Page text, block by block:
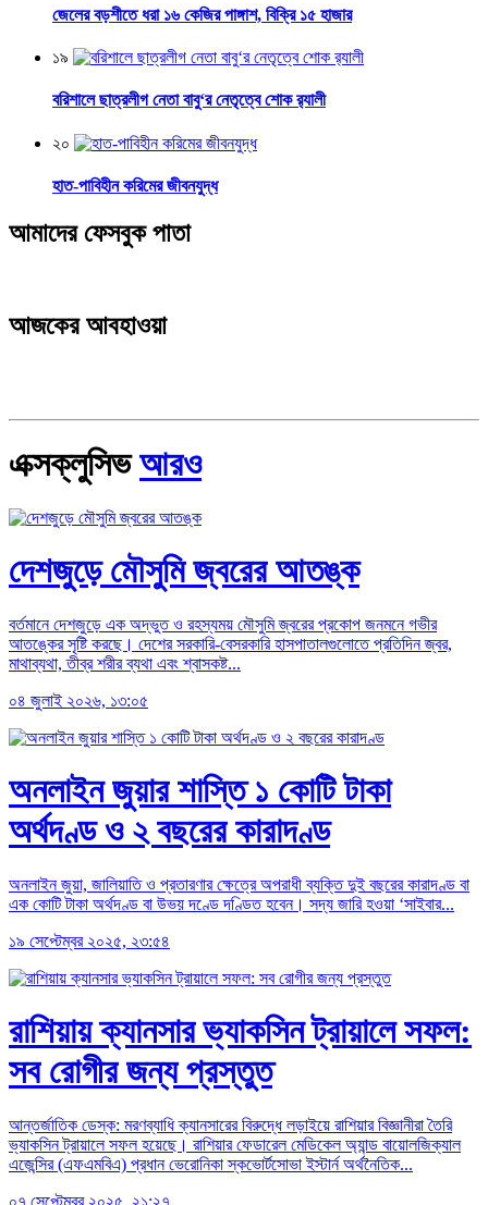
জেলের বড়শীতে ধরা ১৬ কেজির পাঙ্গাশ, বিক্রি ১৫ হাজার
১৯
বরিশালে ছাত্রলীগ নেতা বাবু‘র নেতৃত্বে শোক র‌্যালী
২০
হাত-পাবিহীন করিমের জীবনযুদ্ধ
আমাদের ফেসবুক পাতা
আজকের আবহাওয়া
এক্সক্লুসিভআরও
দেশজুড়ে মৌসুমি জ্বরের আতঙ্ক
বর্তমানে দেশজুড়ে এক অদ্ভুত ও রহস্যময় মৌসুমি জ্বরের প্রকোপ জনমনে গভীর
আতঙ্কের সৃষ্টি করছে। দেশের সরকারি-বেসরকারি হাসপাতালগুলোতে প্রতিদিন জ্বর,
মাথাব্যথা, তীব্র শরীর ব্যথা এবং শ্বাসকষ্ট...
০৪ জুলাই ২০২৬, ১৩:০৫
অনলাইন জুয়ার শাস্তি ১ কোটি টাকা
অর্থদণ্ড ও ২ বছরের কারাদণ্ড
অনলাইন জুয়া, জালিয়াতি ও প্রতারণার ক্ষেত্রে অপরাধী ব্যক্তি দুই বছরের কারাদণ্ড বা
এক কোটি টাকা অর্থদণ্ড বা উভয় দণ্ডে দণ্ডিত হবেন। সদ্য জারি হওয়া ‘সাইবার...
১৯ সেপ্টেম্বর ২০২৫, ২৩:৫৪
রাশিয়ায় ক্যানসার ভ্যাকসিন ট্রায়ালে সফল:
সব রোগীর জন্য প্রস্তুত
আন্তর্জাতিক ডেস্ক: মরণব্যাধি ক্যানসারের বিরুদ্ধে লড়াইয়ে রাশিয়ার বিজ্ঞানীরা তৈরি
ভ্যাকসিন ট্রায়ালে সফল হয়েছে। রাশিয়ার ফেডারেল মেডিকেল অ্যান্ড বায়োলজিক্যাল
এজেন্সির (এফএমবিএ) প্রধান ভেরোনিকা স্কভোর্টসোভা ইস্টার্ন অর্থনৈতিক...
০৭ সেপ্টেম্বর ২০২৫, ২১:২৭